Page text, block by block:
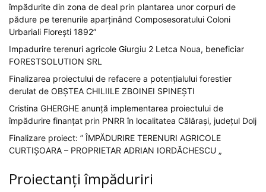
împădurite din zona de deal prin plantarea unor corpuri de
pădure pe terenurile aparținând Composesoratului Coloni
Urbariali Florești 1892”
Impadurire terenuri agricole Giurgiu 2 Letca Noua, beneficiar
FORESTSOLUTION SRL
Finalizarea proiectului de refacere a potențialului forestier
derulat de OBȘTEA CHILIILE ZBOINEI SPINEȘTI
Cristina GHERGHE anunță implementarea proiectului de
împădurire finanțat prin PNRR în localitatea Călărași, județul Dolj
Finalizare proiect: ” ÎMPĂDURIRE TERENURI AGRICOLE
CURTIȘOARA – PROPRIETAR ADRIAN IORDĂCHESCU „
Proiectanți împăduriri